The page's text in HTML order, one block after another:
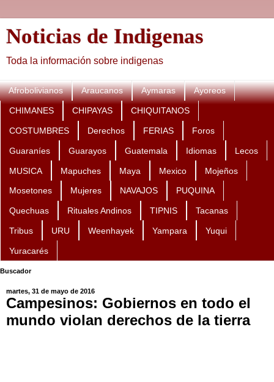
Noticias de Indigenas
Toda la información sobre indigenas
Afrobolivianos Araucanos Aymaras Ayoreos
CHIMANES CHIPAYAS CHIQUITANOS
COSTUMBRES Derechos FERIAS Foros
Guaraníes Guarayos Guatemala Idiomas Lecos
MUSICA Mapuches Maya Mexico Mojeños
Mosetones Mujeres NAVAJOS PUQUINA
Quechuas Rituales Andinos TIPNIS Tacanas
Tribus URU Weenhayek Yampara Yuqui
Yuracarés
Buscador
martes, 31 de mayo de 2016
Campesinos: Gobiernos en todo el
mundo violan derechos de la tierra